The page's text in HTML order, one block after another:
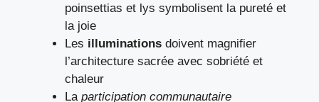
poinsettias et lys symbolisent la pureté et
la joie
Les illuminations doivent magnifier
l’architecture sacrée avec sobriété et
chaleur
La participation communautaire